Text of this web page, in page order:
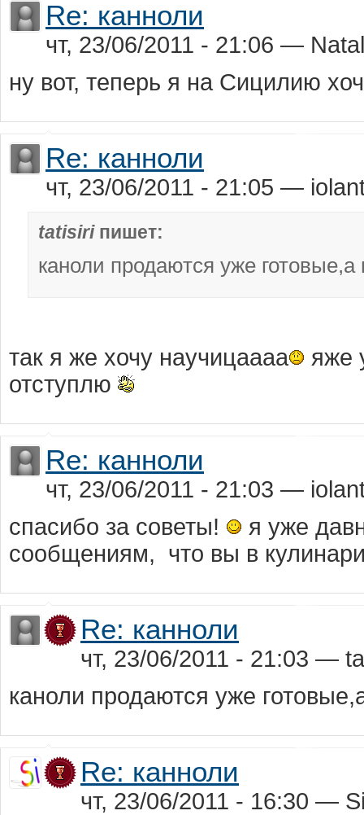
Re: канноли
чт, 23/06/2011 - 21:06 —
ну вот, теперь я на Сицилию
Re: канноли
чт, 23/06/2011 - 21:05 —
tatisiriпишет:
кaноли продaются уже
так я же хочу научицаааа
яже
отступлю
Re: канноли
чт, 23/06/2011 - 21:03 —
cпасибо за советы!
я уже
сообщениям, что вы в
Re: канноли
чт, 23/06/2011 - 21:03 —
кaноли продaются уже
Re: канноли
чт, 23/06/2011 - 16:30 —